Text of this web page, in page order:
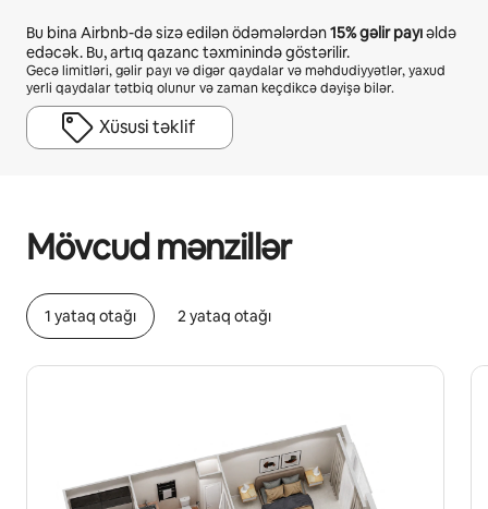
Bu bina Airbnb-də sizə edilən ödəmələrdən15%gəlir payıəldə
edəcək. Bu, artıq qazanc təxminində göstərilir.
Gecə limitləri, gəlir payı və digər qaydalar və məhdudiyyətlər, yaxud
yerli qaydalar tətbiq olunur və zaman keçdikcə dəyişə bilər.
Xüsusi təklif
Mövcud mənzillər
1 yataq otağı 2 yataq otağı